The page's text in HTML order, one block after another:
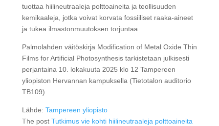
tuottaa hiilineutraaleja polttoaineita ja teollisuuden
kemikaaleja, jotka voivat korvata fossiiliset raaka-aineet
ja tukea ilmastonmuutoksen torjuntaa.
Palmolahden väitöskirja Modification of Metal Oxide Thin
Films for Artificial Photosynthesis tarkistetaan julkisesti
perjantaina 10. lokakuuta 2025 klo 12 Tampereen
yliopiston Hervannan kampuksella (Tietotalon auditorio
TB109).
Lähde: Tampereen yliopisto
The post Tutkimus vie kohti hiilineutraaleja polttoaineita